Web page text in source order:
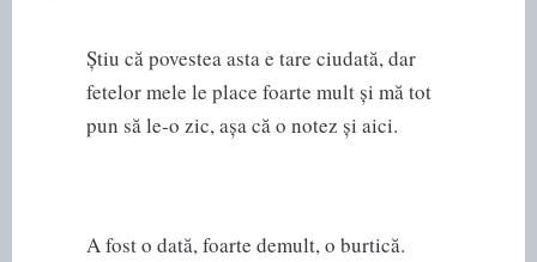
Știu că povestea asta e tare ciudată, dar
fetelor mele le place foarte mult și mă tot
pun să le-o zic, așa că o notez și aici.
A fost o dată, foarte demult, o burtică.